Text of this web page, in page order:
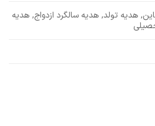
هدیه تولد, هدیه سالگرد ازدواج, هدیه